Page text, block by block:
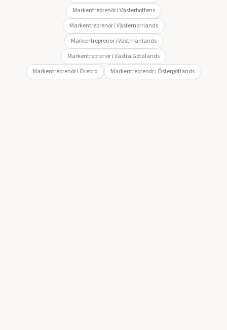
Markentreprenör iVästerbottens
Markentreprenör iVästernorrlands
Markentreprenör iVästmanlands
Markentreprenör iVästra Götalands
Markentreprenör i Örebro Markentreprenör i Östergötlands